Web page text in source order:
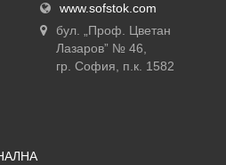
www.sofstok.com
бул. „Проф. Цветан
Лазаров” № 46,
гр. София, п.к. 1582